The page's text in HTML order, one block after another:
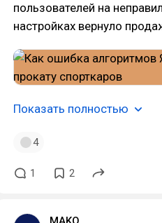
пользователей на
настройках вернуло
Показать полностью
4
1 2